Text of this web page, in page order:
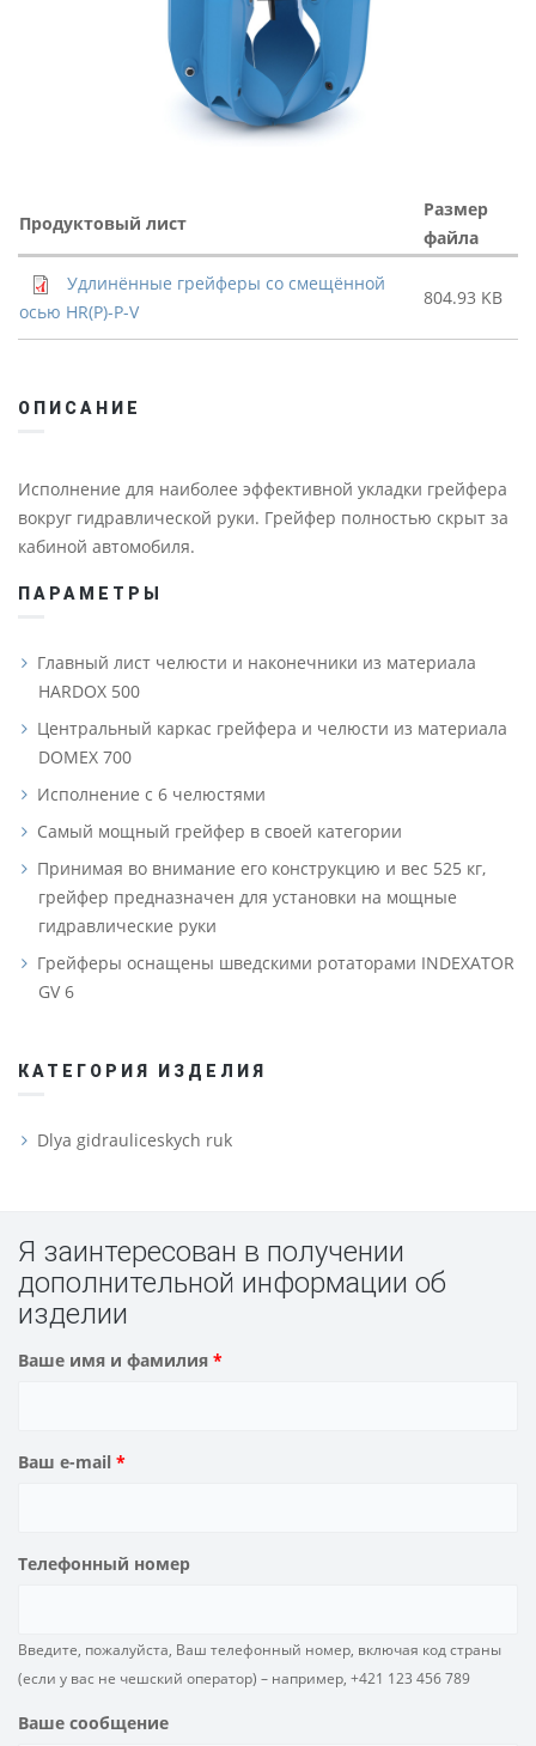
Продуктовый лист
Размер
файла
Удлинённые грейферы со смещённой
осью HR(P)-P-V
804.93 KB
ОПИСАНИЕ
Исполнение для наиболее эффективной укладки грейфера
вокруг гидравлической руки. Грейфер полностью скрыт за
кабиной автомобиля.
ПАРАМЕТРЫ
Главный лист челюсти и наконечники из материала
HARDOX 500
Центральный каркас грейфера и челюсти из материала
DOMEX 700
Исполнение с 6 челюстями
Самый мощный грейфер в своей категории
Принимая во внимание его конструкцию и вес 525 кг,
грейфер предназначен для установки на мощные
гидравлические руки
Грейферы оснащены шведскими ротаторами INDEXATOR
GV 6
КАТЕГОРИЯ ИЗДЕЛИЯ
Dlya gidrauliceskych ruk
Я заинтересован в получении
дополнительной информации об
изделии
Ваше имя и фамилия *
Ваш e-mail *
Телефонный номер
Введите, пожалуйста, Ваш телефонный номер, включая код страны
(если у вас не чешский оператор) – например, +421 123 456 789
Ваше сообщение